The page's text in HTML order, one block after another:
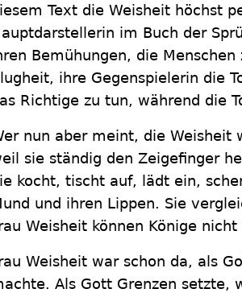
Text die Weisheit höchst
im Buch der
Bemühungen, die
ihre Gegenspielerin die
Richtige zu tun, während die
nun aber meint, die
sie ständig den Zeigefinger
kocht, tischt auf, lädt ein,
und ihren Lippen. Sie
Weisheit können Könige
Weisheit war schon da, als
Als Gott Grenzen setzte,